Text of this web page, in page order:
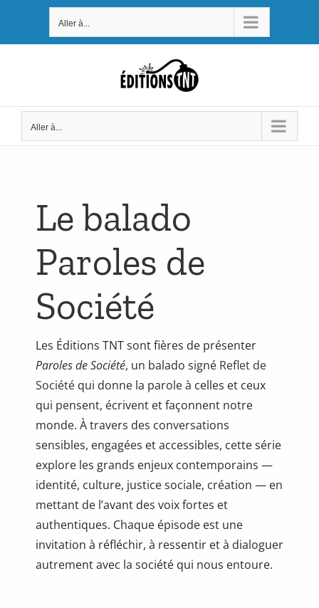
contenu
Aller à...
Aller à...
Le balado
Paroles de
Société
Les Éditions TNT sont fières de présenter
Paroles de Société, un balado signé Reflet de
Sociétéqui donne la parole à celles et ceux
qui pensent, écrivent et façonnent notre
monde. À travers des conversations
sensibles, engagées et accessibles, cette série
explore les grands enjeux contemporains —
identité, culture, justice sociale, création — en
mettant de l’avant des voix fortes et
authentiques. Chaque épisode est une
invitation à réfléchir, à ressentir et à dialoguer
autrement avec la société qui nous entoure.